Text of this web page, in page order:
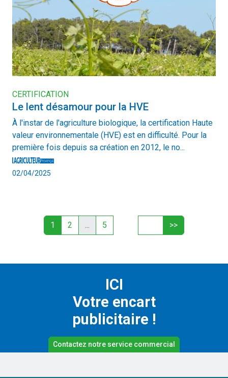
CERTIFICATION
Le lent désamour pour la HVE
À l'instar de l'agriculture biologique, la certification Haute
valeur environnementale (HVE) est en difficulté. Pour la
première fois depuis sa création en 2012, le no...
02/04/2025
1 2 ... 5
ICI
Votre encart
publicitaire !
Contactez notre service commercial